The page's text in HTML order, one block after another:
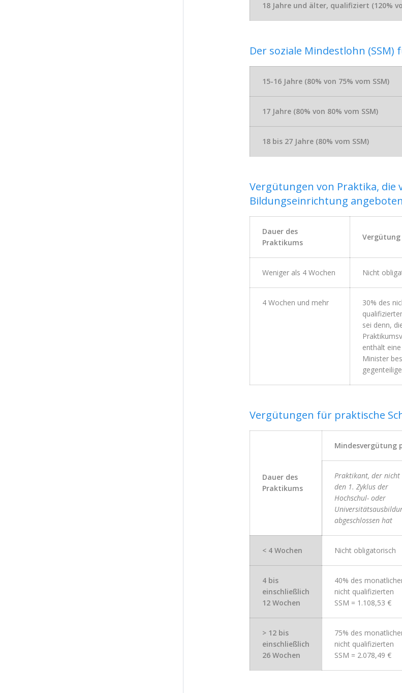
18 Jahre und älter, qualifiziert (120%
Der soziale Mindestlohn
15-16 Jahre (80% von 75% vom SSM)
17 Jahre (80% von 80% vom SSM)
18 bis 27 Jahre (80% vom SSM)
Vergütungen von Praktika, die
Bildungseinrichtung
Dauer des
Praktikums
Vergütung
Weniger als 4 Wochen Nicht
4 Wochen und mehr
30% des
sei denn,
enthält
Minister
Vergütungen für praktische
Dauer des
Praktikums
Mindesvergütung
Praktikant, der nicht
den 1. Zyklus der
Hochschul- oder
abgeschlossen hat
< 4 Wochen Nicht obligatorisch
4 bis
einschließlich
12 Wochen
40% des
nicht qualifizierten
SSM = 1.108,53 €
> 12 bis
einschließlich
26 Wochen
75% des
nicht qualifizierten
SSM = 2.078,49 €